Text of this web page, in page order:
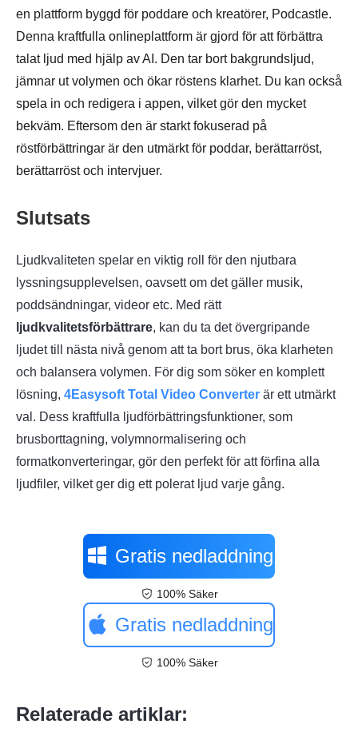
en plattform byggd för poddare och kreatörer, Podcastle.
Denna kraftfulla onlineplattform är gjord för att förbättra
talat ljud med hjälp av AI. Den tar bort bakgrundsljud,
jämnar ut volymen och ökar röstens klarhet. Du kan också
spela in och redigera i appen, vilket gör den mycket
bekväm. Eftersom den är starkt fokuserad på
röstförbättringar är den utmärkt för poddar, berättarröst,
berättarröst och intervjuer.
Slutsats
Ljudkvaliteten spelar en viktig roll för den njutbara
lyssningsupplevelsen, oavsett om det gäller musik,
poddsändningar, videor etc. Med rätt
ljudkvalitetsförbättrare, kan du ta det övergripande
ljudet till nästa nivå genom att ta bort brus, öka klarheten
och balansera volymen. För dig som söker en komplett
lösning, 4Easysoft Total Video Converter är ett utmärkt
val. Dess kraftfulla ljudförbättringsfunktioner, som
brusborttagning, volymnormalisering och
formatkonverteringar, gör den perfekt för att förfina alla
ljudfiler, vilket ger dig ett polerat ljud varje gång.
Gratis nedladdning
100% Säker
Gratis nedladdning
100% Säker
Relaterade artiklar: